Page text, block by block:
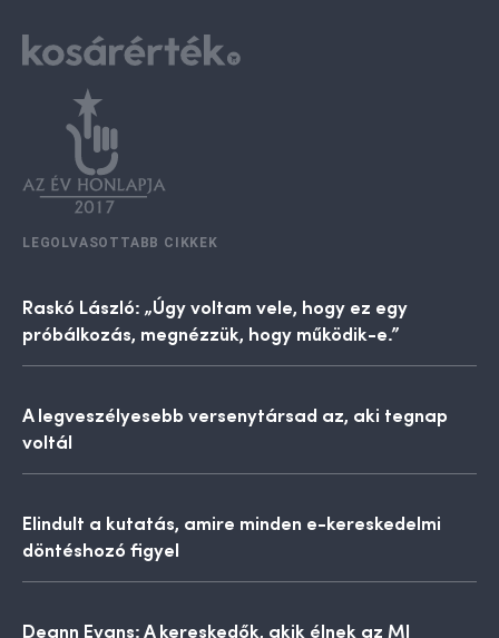
LEGOLVASOTTABB CIKKEK
Raskó László: „Úgy voltam vele, hogy ez egy
próbálkozás, megnézzük, hogy működik-e.”
A legveszélyesebb versenytársad az, aki tegnap
voltál
Elindult a kutatás, amire minden e-kereskedelmi
döntéshozó figyel
Deann Evans: A kereskedők, akik élnek az MI